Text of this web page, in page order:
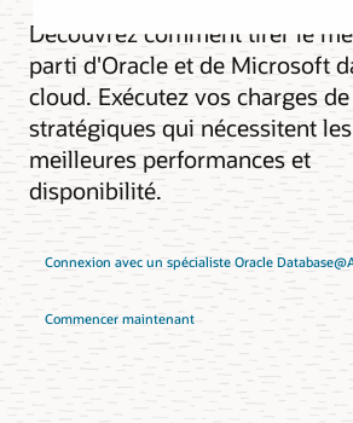
Découvrez comment tirer le
parti d'Oracle et de Microsoft
cloud. Exécutez vos charges
stratégiques qui nécessitent les
meilleures performances et
disponibilité.
Connexion avec un spécialiste Oracle
Commencer maintenant